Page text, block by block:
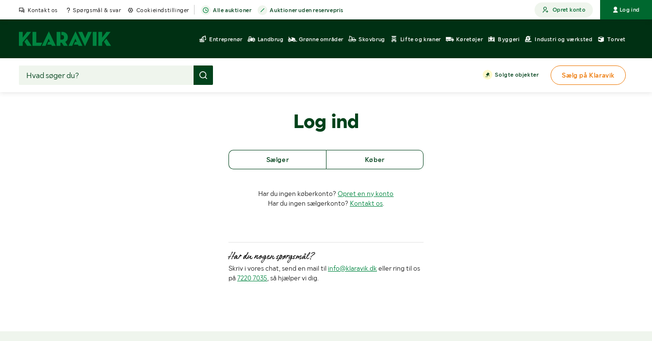
Kontakt os Spørgsmål & svar Cookieindstillinger Alle auktioner Auktioner uden reservepris Opret konto Log ind
Entreprenør Landbrug Grønne områder Skovbrug Lifte og kraner Køretøjer Byggeri Industri og værksted Torvet
Solgte objekter Sælg på Klaravik
Log ind
Sælger Køber
Har du ingen køberkonto?Opret en ny konto
Har du ingen sælgerkonto? Kontakt os.
Har du nogen spørgsmål?
Skriv i vores chat, send en mail til info@klaravik.dk eller ring til os
på 7220 7035 , så hjælper vi dig.